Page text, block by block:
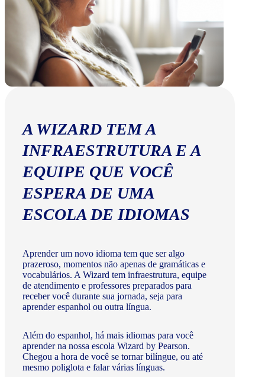
A WIZARD TEM A
INFRAESTRUTURA E A
EQUIPE QUE VOCÊ
ESPERA DE UMA
ESCOLA DE IDIOMAS
Aprender um novo idioma tem que ser algo
prazeroso, momentos não apenas de gramáticas e
vocabulários. A Wizard tem infraestrutura, equipe
de atendimento e professores preparados para
receber você durante sua jornada, seja para
aprender espanhol ou outra língua.
Além do espanhol, há mais idiomas para você
aprender na nossa escola Wizard by Pearson.
Chegou a hora de você se tornar bilíngue, ou até
mesmo poliglota e falar várias línguas.